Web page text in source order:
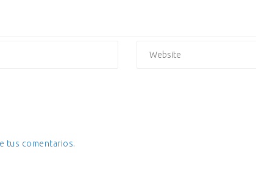
tus comentarios.